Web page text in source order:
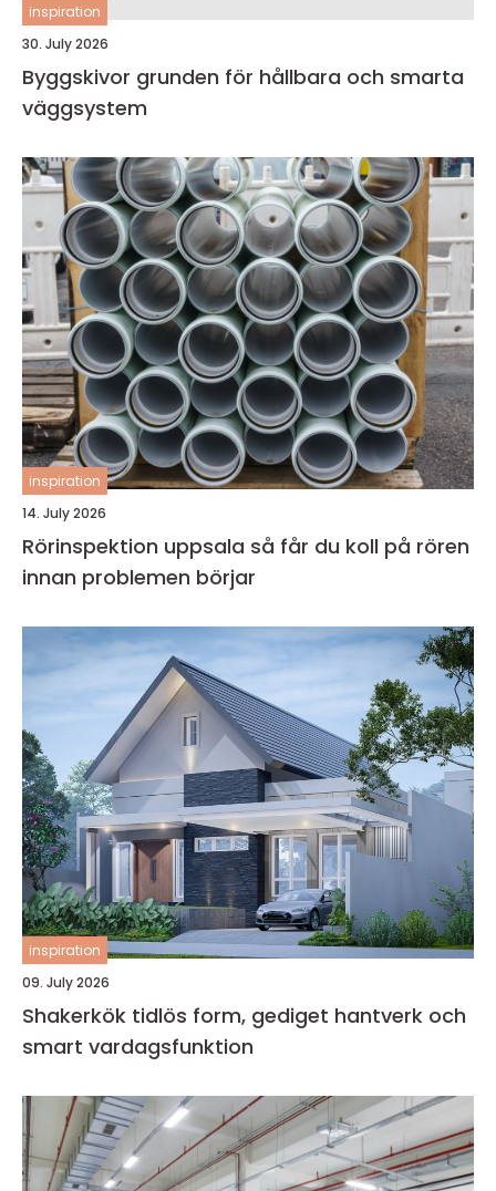
inspiration
30. July 2026
Byggskivor grunden för hållbara och smarta
väggsystem
inspiration
14. July 2026
Rörinspektion uppsala så får du koll på rören
innan problemen börjar
inspiration
09. July 2026
Shakerkök tidlös form, gediget hantverk och
smart vardagsfunktion